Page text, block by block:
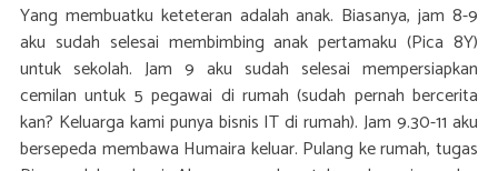
Yang membuatku keteteran adalah anak. Biasanya, jam 8-9
aku sudah selesai membimbing anak pertamaku (Pica 8Y)
untuk sekolah. Jam 9 aku sudah selesai mempersiapkan
cemilan untuk 5 pegawai di rumah (sudah pernah bercerita
kan? Keluarga kami punya bisnis IT di rumah). Jam 9.30-11 aku
bersepeda membawa Humaira keluar. Pulang ke rumah, tugas